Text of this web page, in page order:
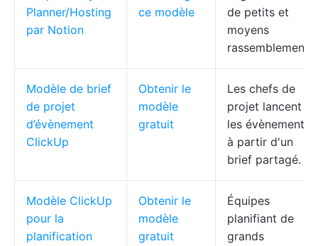
Planner/Hosting
par Notion
ce modèle
de petits et
moyens
rassemblements
Modèle de brief
de projet
d’évènement
ClickUp
Obtenir le
modèle
gratuit
Les chefs de
projet lancent
les évènements
à partir d'un
brief partagé.
Modèle ClickUp
pour la
planification
Obtenir le
modèle
gratuit
Équipes
planifiant de
grands